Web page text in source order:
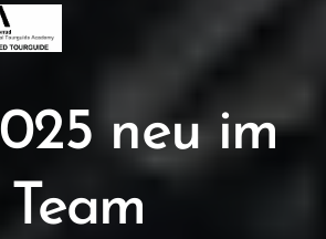
neu im
Team